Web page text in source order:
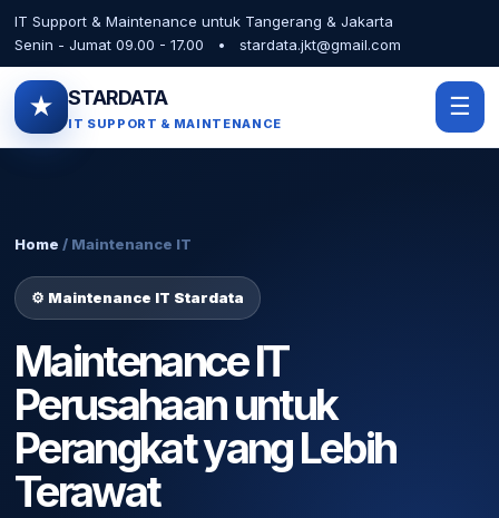
IT Support & Maintenance untuk Tangerang & Jakarta
Senin - Jumat 09.00 - 17.00 • stardata.jkt@gmail.com
★ STARDATA
IT SUPPORT & MAINTENANCE
☰
Home / Maintenance IT
⚙️ Maintenance IT Stardata
Maintenance IT
Perusahaan untuk
Perangkat yang Lebih
Terawat